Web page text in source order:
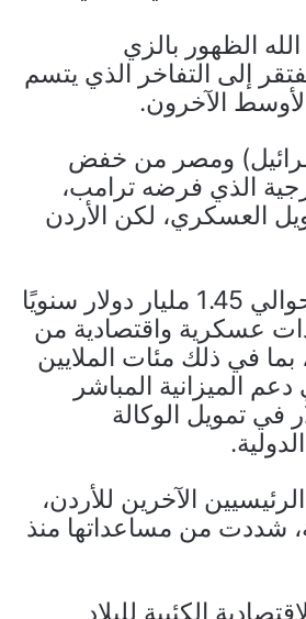
الظهور بالزي
إلى التفاخر الذي يتسم
الآخرون.
ومصر من خفض
الذي فرضه ترامب،
العسكري، لكن الأردن
وتتلقى المملكة حوالي 1.45 مليار دولار سنويًا
عسكرية واقتصادية من
بما في ذلك مئات الملايين
الميزانية المباشر
في تمويل الوكالة
الآخرين للأردن،
شددت من مساعداتها منذ
الكئيبة للبلاد